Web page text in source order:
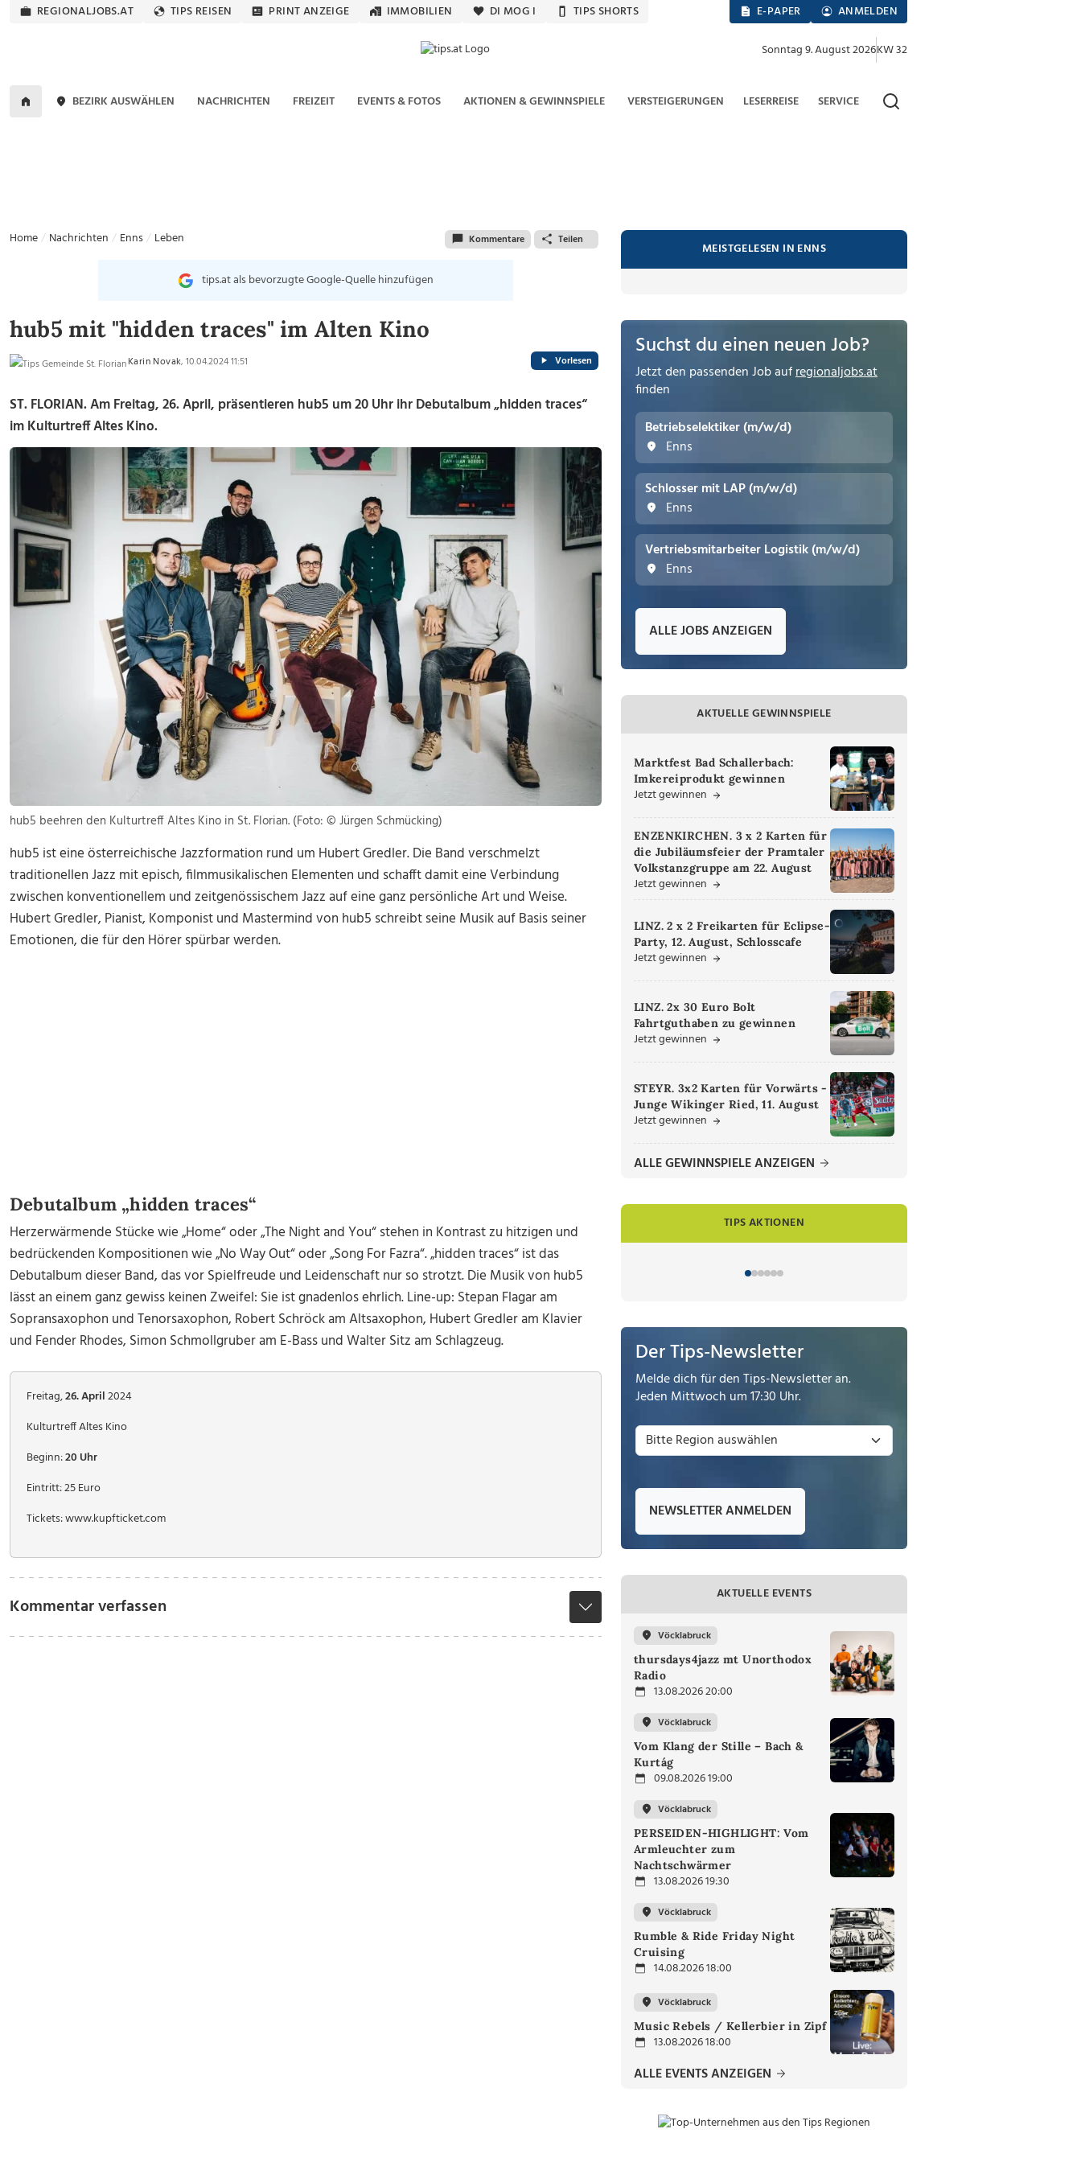
REGIONALJOBS.AT TIPS REISEN PRINT ANZEIGE IMMOBILIEN DI MOG I TIPS SHORTS E-PAPER ANMELDEN
Sonntag 9. August 2026KW 32
BEZIRK AUSWÄHLEN NACHRICHTEN FREIZEIT EVENTS & FOTOS AKTIONEN & GEWINNSPIELE VERSTEIGERUNGEN LESERREISE SERVICE
Home Nachrichten Enns Leben Kommentare Teilen
tips.at als bevorzugte Google-Quelle hinzufügen
hub5 mit "hidden traces" im Alten Kino
Karin Novak, 10.04.2024 11:51 Vorlesen
ST. FLORIAN. Am Freitag, 26. April, präsentieren hub5 um 20 Uhr ihr Debutalbum „hidden traces“
im Kulturtreff Altes Kino.
hub5 beehren den Kulturtreff Altes Kino in St. Florian. (Foto: © Jürgen Schmücking)
hub5 ist eine österreichische Jazzformation rund um Hubert Gredler. Die Band verschmelzt
traditionellen Jazz mit episch, filmmusikalischen Elementen und schafft damit eine Verbindung
zwischen konventionellem und zeitgenössischem Jazz auf eine ganz persönliche Art und Weise.
Hubert Gredler, Pianist, Komponist und Mastermind von hub5 schreibt seine Musik auf Basis seiner
Emotionen, die für den Hörer spürbar werden.
Debutalbum „hidden traces“
Herzerwärmende Stücke wie „Home“ oder „The Night and You“ stehen in Kontrast zu hitzigen und
bedrückenden Kompositionen wie „No Way Out“ oder „Song For Fazra“. „hidden traces“ ist das
Debutalbum dieser Band, das vor Spielfreude und Leidenschaft nur so strotzt. Die Musik von hub5
lässt an einem ganz gewiss keinen Zweifel: Sie ist gnadenlos ehrlich. Line-up: Stepan Flagar am
Sopransaxophon und Tenorsaxophon, Robert Schröck am Altsaxophon, Hubert Gredler am Klavier
und Fender Rhodes, Simon Schmollgruber am E-Bass und Walter Sitz am Schlagzeug.
Freitag,26. April2024
Kulturtreff Altes Kino
Beginn:20 Uhr
Eintritt: 25 Euro
Tickets: www.kupfticket.com
Kommentar verfassen
MEISTGELESEN IN ENNS
Suchst du einen neuen Job?
Jetzt den passenden Job aufregionaljobs.at
finden
Betriebselektiker (m/w/d)
Enns
Schlosser mit LAP (m/w/d)
Enns
Vertriebsmitarbeiter Logistik (m/w/d)
Enns
ALLE JOBS ANZEIGEN
AKTUELLE GEWINNSPIELE
Marktfest Bad Schallerbach:
Imkereiprodukt gewinnen
Jetzt gewinnen
ENZENKIRCHEN. 3 x 2 Karten für
die Jubiläumsfeier der Pramtaler
Volkstanzgruppe am 22. August
Jetzt gewinnen
LINZ. 2 x 2 Freikarten für Eclipse-
Party, 12. August, Schlosscafe
Jetzt gewinnen
LINZ. 2x 30 Euro Bolt
Fahrtguthaben zu gewinnen
Jetzt gewinnen
STEYR. 3x2 Karten für Vorwärts -
Junge Wikinger Ried, 11. August
Jetzt gewinnen
ALLE GEWINNSPIELE ANZEIGEN
TIPS AKTIONEN
Der Tips-Newsletter
Melde dich für den Tips-Newsletter an.
Jeden Mittwoch um 17:30 Uhr.
NEWSLETTER ANMELDEN
AKTUELLE EVENTS
Vöcklabruck
thursdays4jazz mt Unorthodox
Radio
13.08.2026 20:00
Vöcklabruck
Vom Klang der Stille – Bach &
Kurtág
09.08.2026 19:00
Vöcklabruck
PERSEIDEN-HIGHLIGHT: Vom
Armleuchter zum
Nachtschwärmer
13.08.2026 19:30
Vöcklabruck
Rumble & Ride Friday Night
Cruising
14.08.2026 18:00
Vöcklabruck
Music Rebels / Kellerbier in Zipf
13.08.2026 18:00
ALLE EVENTS ANZEIGEN